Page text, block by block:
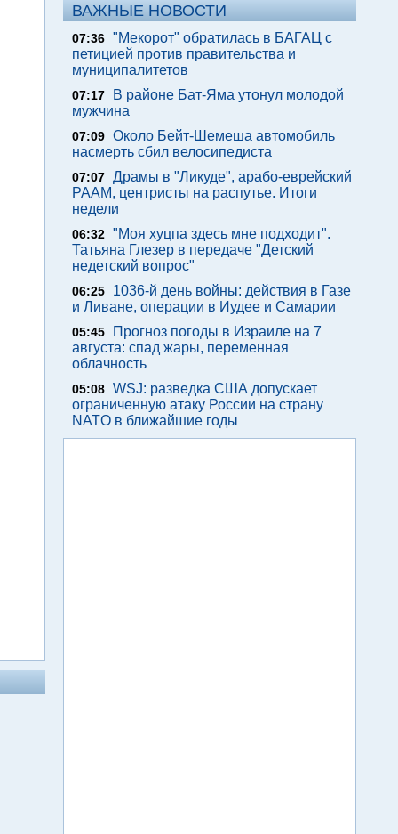
ВАЖНЫЕ НОВОСТИ
07:36 "Мекорот" обратилась в БАГАЦ с
петицией против правительства и
муниципалитетов
07:17
В районе Бат-Яма утонул молодой
мужчина
07:09 Около Бейт-Шемеша автомобиль
насмерть сбил велосипедиста
07:07 Драмы в "Ликуде", арабо-еврейский
РААМ, центристы на распутье. Итоги
недели
06:32 "Моя хуцпа здесь мне подходит".
Татьяна Глезер в передаче "Детский
недетский вопрос"
06:25
1036-й день войны: действия в Газе
и Ливане, операции в Иудее и Самарии
05:45
Прогноз погоды в Израиле на 7
августа: спад жары, переменная
облачность
05:08 WSJ: разведка США допускает
ограниченную атаку России на страну
NATO в ближайшие годы